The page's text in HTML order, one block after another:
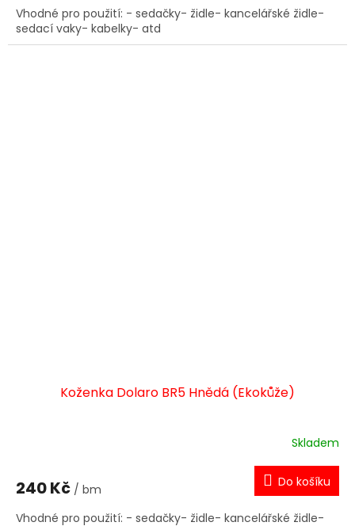
Vhodné pro použití: - sedačky- židle- kancelářské židle-
sedací vaky- kabelky- atd
Koženka Dolaro BR5 Hnědá (Ekokůže)
Skladem
240 Kč / bm Do košíku
Vhodné pro použití: - sedačky- židle- kancelářské židle-